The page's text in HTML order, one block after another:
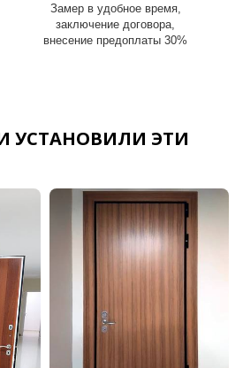
Замер в удобное время,
заключение договора,
внесение предоплаты 30%
УСТАНОВИЛИ ЭТИ